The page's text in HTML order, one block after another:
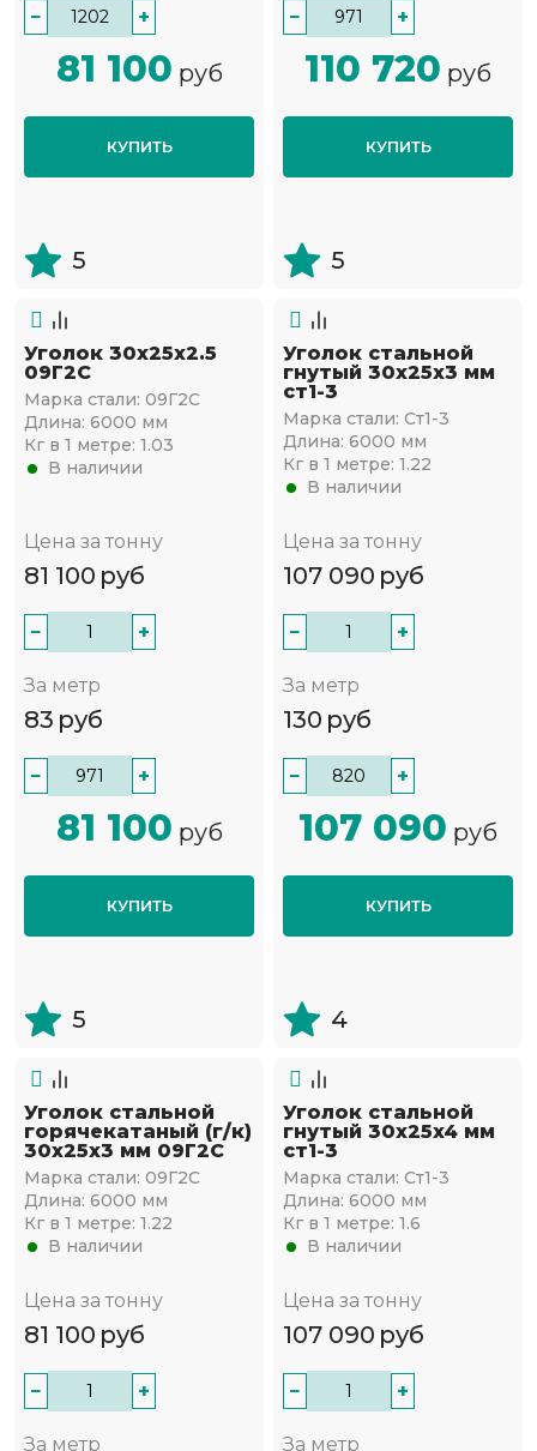
− +
81 100 руб
КУПИТЬ
5
− +
110 720 руб
КУПИТЬ
5
Уголок 30х25х2.5
09Г2С
Марка стали: 09Г2С
Длина: 6000 мм
Кг в 1 метре: 1.03
В наличии
Цена за тонну
81 100 руб
− +
За метр
83 руб
− +
81 100 руб
КУПИТЬ
5
Уголок стальной
гнутый 30х25x3 мм
ст1-3
Марка стали: Ст1-3
Длина: 6000 мм
Кг в 1 метре: 1.22
В наличии
Цена за тонну
107 090 руб
− +
За метр
130 руб
− +
107 090 руб
КУПИТЬ
4
Уголок стальной
горячекатаный (г/к)
30х25x3 мм 09Г2С
Марка стали: 09Г2С
Длина: 6000 мм
Кг в 1 метре: 1.22
В наличии
Цена за тонну
81 100 руб
− +
За метр
Уголок стальной
гнутый 30х25x4 мм
ст1-3
Марка стали: Ст1-3
Длина: 6000 мм
Кг в 1 метре: 1.6
В наличии
Цена за тонну
107 090 руб
− +
За метр